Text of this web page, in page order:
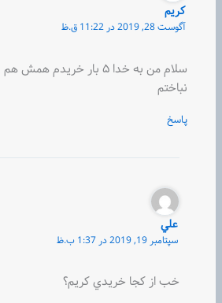
کریم
آگوست 28, 2019 در 11:22 ق.ظ
سلام من به خدا ۵ بار
نباختم
پاسخ
علي
سپتامبر 19, 2019 در 1:37 ب.ظ
خب از كجا خريدي كريم؟